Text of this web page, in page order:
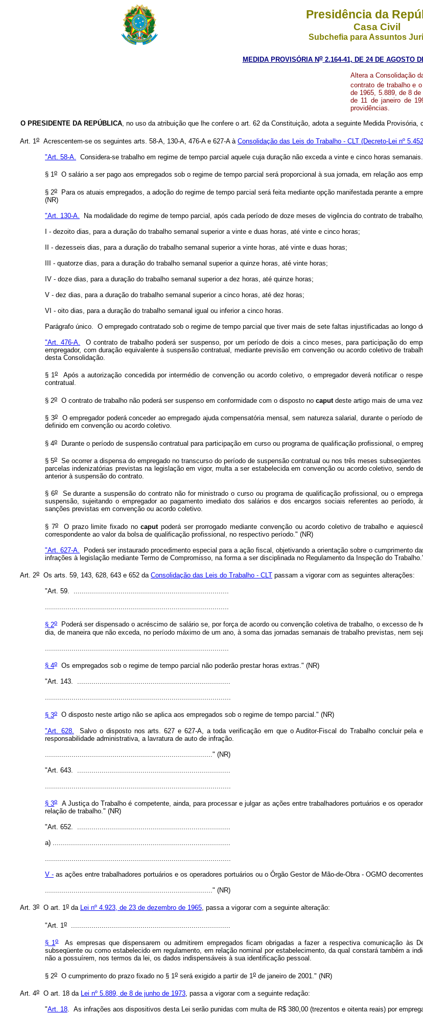
Presidência da
Casa Civil
Subchefia para Assuntos
MEDIDA PROVISÓRIA No2.164-41, DE 24 DE AGOSTO
Altera a Consolidação
contrato de trabalho e
de 1965, 5.889, de 8
de 11 de janeiro de
providências.
O PRESIDENTE DA REPÚBLICA, no uso da atribuição que lhe confere o art. 62 da Constituição, adota a seguinte Medida Provisória,
Art. 1 o Acrescentem-se os seguintes arts. 58-A, 130-A, 476-A e 627-A à Consolidação das Leis do Trabalho - CLT (Decreto-Lei nº
"Art. 58-A. Considera-se trabalho em regime de tempo parcial aquele cuja duração não exceda a vinte e cinco horas semanais.
§ 1o O salário a ser pago aos empregados sob o regime de tempo parcial será proporcional à sua jornada, em relação aos
§ 2o
Para os atuais empregados, a adoção do regime de tempo parcial será feita mediante opção manifestada perante a
(NR)
"Art. 130-A. Na modalidade do regime de tempo parcial, após cada período de doze meses de vigência do contrato de
I - dezoito dias, para a duração do trabalho semanal superior a vinte e duas horas, até vinte e cinco horas;
II - dezesseis dias, para a duração do trabalho semanal superior a vinte horas, até vinte e duas horas;
III - quatorze dias, para a duração do trabalho semanal superior a quinze horas, até vinte horas;
IV - doze dias, para a duração do trabalho semanal superior a dez horas, até quinze horas;
V - dez dias, para a duração do trabalho semanal superior a cinco horas, até dez horas;
VI - oito dias, para a duração do trabalho semanal igual ou inferior a cinco horas.
Parágrafo único. O empregado contratado sob o regime de tempo parcial que tiver mais de sete faltas injustificadas ao longo
"Art. 476-A.
O contrato de trabalho poderá ser suspenso, por um período de dois a cinco meses, para participação do
empregador, com duração equivalente à suspensão contratual, mediante previsão em convenção ou acordo coletivo de
desta Consolidação.
§ 1oApós a autorização concedida por intermédio de convenção ou acordo coletivo, o empregador deverá notificar o
contratual.
§ 2o O contrato de trabalho não poderá ser suspenso em conformidade com o disposto no caput deste artigo mais de uma
§ 3oO empregador poderá conceder ao empregado ajuda compensatória mensal, sem natureza salarial, durante o período
definido em convenção ou acordo coletivo.
§ 4o Durante o período de suspensão contratual para participação em curso ou programa de qualificação profissional, o
§ 5o
Se ocorrer a dispensa do empregado no transcurso do período de suspensão contratual ou nos três meses
parcelas indenizatórias previstas na legislação em vigor, multa a ser estabelecida em convenção ou acordo coletivo, sendo
anterior à suspensão do contrato.
§ 6oSe durante a suspensão do contrato não for ministrado o curso ou programa de qualificação profissional, ou o
suspensão, sujeitando o empregador ao pagamento imediato dos salários e dos encargos sociais referentes ao
sanções previstas em convenção ou acordo coletivo.
§ 7oO prazo limite fixado nocaputpoderá ser prorrogado mediante convenção ou acordo coletivo de trabalho e
correspondente ao valor da bolsa de qualificação profissional, no respectivo período." (NR)
"Art. 627-A.
Poderá ser instaurado procedimento especial para a ação fiscal, objetivando a orientação sobre o cumprimento
infrações à legislação mediante Termo de Compromisso, na forma a ser disciplinada no Regulamento da Inspeção do
Art. 2o Os arts. 59, 143, 628, 643 e 652 da Consolidação das Leis do Trabalho - CLT passam a vigorar com as seguintes alterações:
"Art. 59. ............................................................................
..........................................................................................
§ 2oPoderá ser dispensado o acréscimo de salário se, por força de acordo ou convenção coletiva de trabalho, o excesso de
dia, de maneira que não exceda, no período máximo de um ano, à soma das jornadas semanais de trabalho previstas, nem
§ 4o Os empregados sob o regime de tempo parcial não poderão prestar horas extras." (NR)
"Art. 143. ...........................................................................
...........................................................................................
§ 3o O disposto neste artigo não se aplica aos empregados sob o regime de tempo parcial." (NR)
"Art. 628.
Salvo o disposto nos arts. 627 e 627-A, a toda verificação em que o Auditor-Fiscal do Trabalho concluir pela
responsabilidade administrativa, a lavratura de auto de infração.
.................................................................................." (NR)
"Art. 643. ...........................................................................
§ 3oA Justiça do Trabalho é competente, ainda, para processar e julgar as ações entre trabalhadores portuários e os
relação de trabalho." (NR)
"Art. 652. ...........................................................................
a) .......................................................................................
...........................................................................................
V - as ações entre trabalhadores portuários e os operadores portuários ou o Órgão Gestor de Mão-de-Obra - OGMO
.................................................................................." (NR)
Art. 3o O art. 1o da Lei nº 4.923, de 23 de dezembro de 1965, passa a vigorar com a seguinte alteração:
"Art. 1 o
§ 1oAs empresas que dispensarem ou admitirem empregados ficam obrigadas a fazer a respectiva comunicação às
subseqüente ou como estabelecido em regulamento, em relação nominal por estabelecimento, da qual constará também a
não a possuírem, nos termos da lei, os dados indispensáveis à sua identificação pessoal.
§ 2o O cumprimento do prazo fixado no § 1 o será exigido a partir de 1 o de janeiro de 2001." (NR)
Art. 4o O art. 18 da Lei nº 5.889, de 8 de junho de 1973, passa a vigorar com a seguinte redação:
"Art. 18. As infrações aos dispositivos desta Lei serão punidas com multa de R$ 380,00 (trezentos e oitenta reais) por